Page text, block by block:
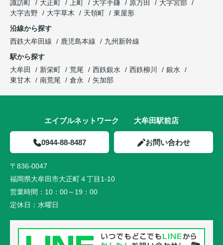
諏訪町
大正町 上町 大字手鎌 原万田
大字宮部
大字吉野
大字草木 天領町
東屋形
沿線から探す
西鉄大牟田線
鹿児島本線
九州新幹線
駅から探す
大牟田
新栄町 荒尾 西鉄銀水 西鉄柳川
銀水
東甘木
南荒尾 倉永 矢加部
エイブルネットワーク 大牟田駅前店
0944-88-8487 お問い合わせ
〒836-0047
福岡県大牟田市大正町４丁目1-10
営業時間： 10：00～19：00
定休日： 水曜日